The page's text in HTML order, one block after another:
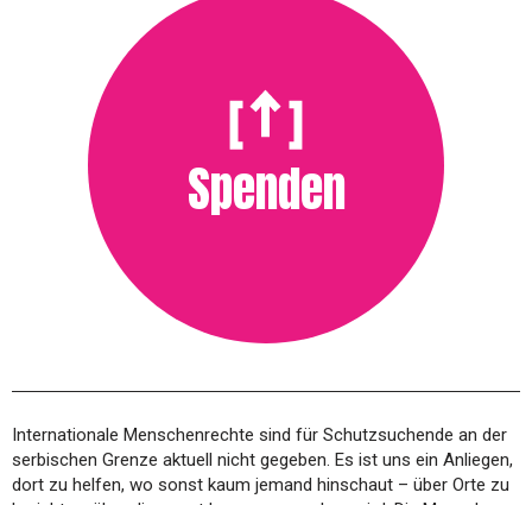
Spenden
Internationale Menschenrechte sind für Schutzsuchende an der
serbischen Grenze aktuell nicht gegeben. Es ist uns ein Anliegen,
dort zu helfen, wo sonst kaum jemand hinschaut – über Orte zu